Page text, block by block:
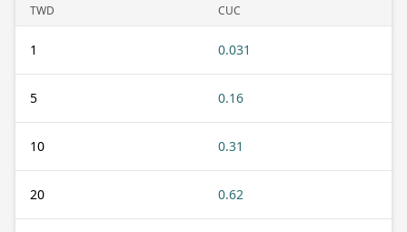
TWD CUC
1 0.031
5 0.16
10 0.31
20 0.62